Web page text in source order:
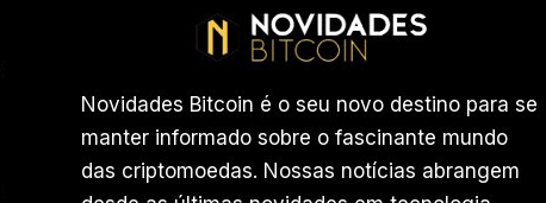
Novidades Bitcoin é o seu novo destino para se
manter informado sobre o fascinante mundo
das criptomoedas. Nossas notícias abrangem